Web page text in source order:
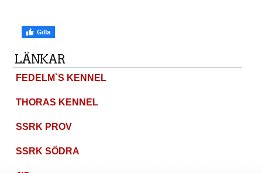
LÄNKAR
FEDELM`S KENNEL
THORAS KENNEL
SSRK PROV
SSRK SÖDRA